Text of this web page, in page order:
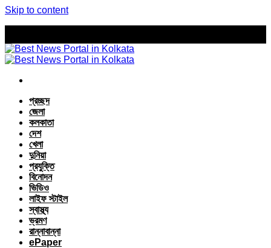
Skip to content
প্রচ্ছদ
জেলা
কলকাতা
দেশ
খেলা
দুনিয়া
প্রযুক্তি
বিনোদন
ভিডিও
লাইফ স্টাইল
স্বাস্থ্য
ভ্রমণ
রান্নাবান্না
ePaper